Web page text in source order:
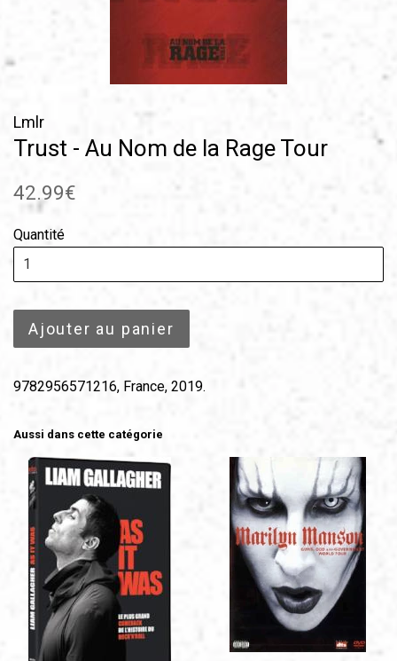
Lmlr
Trust - Au Nom de la Rage Tour
Prix
régulier
42.99€
Quantité
Ajouter au panier
9782956571216, France, 2019.
Aussi dans cette catégorie